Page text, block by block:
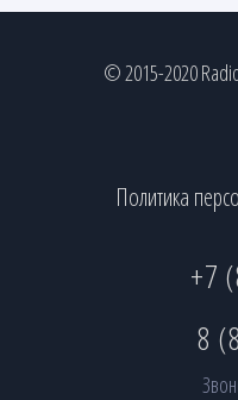
© 2015-2020
Политика
+7
8